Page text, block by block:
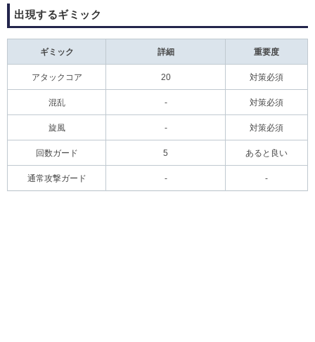
出現するギミック
ギミック 詳細 重要度
アタックコア 20 対策必須
混乱 - 対策必須
旋風 - 対策必須
回数ガード 5 あると良い
通常攻撃ガード - -